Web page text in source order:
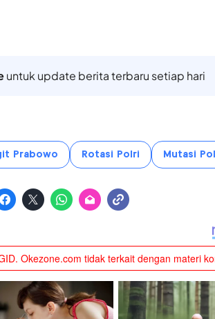
untuk update berita terbaru setiap hari
Prabowo Rotasi Polri Mutasi